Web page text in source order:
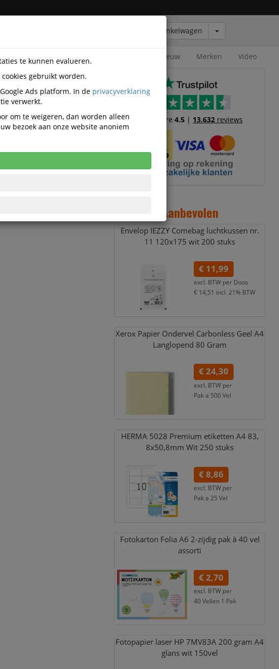
Winkelwagen
Nieuw Merken Video
Trustscore4.5 | 13.632 reviews
Aanbevolen
Envelop IEZZY Comebag luchtkussen nr.
11 120x175 wit 200 stuks
€ 11,99
excl. BTW per Doos
€ 14,51 incl. 21% BTW
Xerox Papier Ondervel Carbonless Geel A4
Langlopend 80 Gram
€ 24,30
excl. BTW per
Pak a 500 Vel
HERMA 5028 Premium etiketten A4 83,
8x50,8mm Wit 250 stuks
€ 8,86
excl. BTW per
Pak a 25 Vel
Fotokarton Folia A6 2-zijdig pak à 40 vel
assorti
€ 2,70
excl. BTW per
40 Vellen 1 Pak
Fotopapier laser HP 7MV83A 200 gram A4
glans wit 150vel
te kunnen evalueren.
gebruikt worden.
Ads platform. In de privacyverklaring
verwerkt.
om te weigeren, dan worden alleen
bezoek aan onze website anoniem